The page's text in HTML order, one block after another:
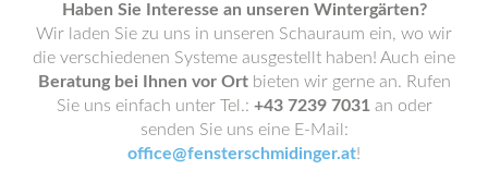
Haben Sie Interesse an unseren Wintergärten?
Wir laden Sie zu uns in unseren Schauraum ein, wo wir
die verschiedenen Systeme ausgestellt haben! Auch eine
Beratung bei Ihnen vor Ortbieten wir gerne an. Rufen
Sie uns einfach unter Tel.: +43 7239 7031 an oder
senden Sie uns eine E-Mail:
office@fensterschmidinger.at!